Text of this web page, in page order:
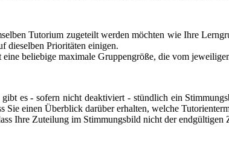
Tutorium zugeteilt werden möchten wie Ihre
dieselben Prioritäten einigen.
beliebige maximale Gruppengröße, die vom
gibt es - sofern nicht deaktiviert - stündlich ein
Sie einen Überblick darüber erhalten, welche
Ihre Zuteilung im Stimmungsbild nicht der endgültigen